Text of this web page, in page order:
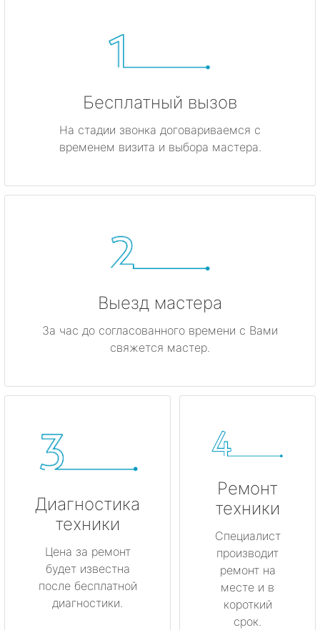
Бесплатный вызов
На стадии звонка договариваемся с
временем визита и выбора мастера.
Выезд мастера
За час до согласованного времени с Вами
свяжется мастер.
Диагностика
техники
Цена за ремонт
будет известна
после бесплатной
диагностики.
Ремонт
техники
Специалист
производит
ремонт на
месте и в
короткий
срок.